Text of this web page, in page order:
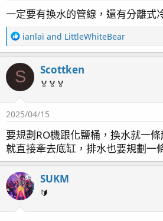
：
一定要有換水的管線，還有分離式
R
e
c
t
i
o
n
：
ianlai and LittleWhiteBear
S Scottken
🏅🏅🏅
2025/04/15
要規劃RO機跟化鹽桶，換水就一
就直接牽去底缸，排水也要規劃一
SUKM
🔰